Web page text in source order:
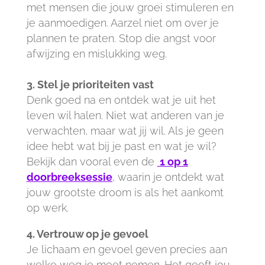
met mensen die jouw groei stimuleren en
je aanmoedigen. Aarzel niet om over je
plannen te praten. Stop die angst voor
afwijzing en mislukking weg.
3. Stel je prioriteiten vast
Denk goed na en ontdek wat je uit het
leven wil halen. Niet wat anderen van je
verwachten, maar wat jij wil. Als je geen
idee hebt wat bij je past en wat je wil?
Bekijk dan vooral even de 1 op 1
doorbreeksessie, waarin je ontdekt wat
jouw grootste droom is als het aankomt
op werk.
4. Vertrouw op je gevoel
Je lichaam en gevoel geven precies aan